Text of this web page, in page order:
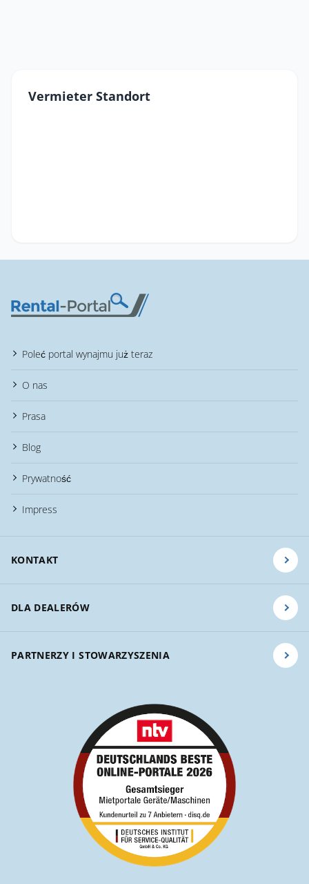
Vermieter Standort
Poleć portal wynajmu już teraz
O nas
Prasa
Blog
Prywatność
Impress
KONTAKT
DLA DEALERÓW
PARTNERZY I STOWARZYSZENIA